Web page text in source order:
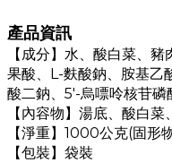
產品資訊
【成分】水、酸白菜、
果酸、L-麩酸鈉、胺基乙
酸二鈉、5'-烏嘌呤核苷磷
【內容物】湯底、酸白
【淨重】1000公克(固形
【包裝】袋裝